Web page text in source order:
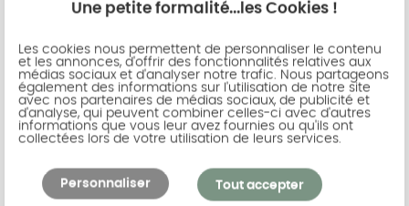
haut, bas et même ultra-bas, chaque abris de
protection et de sécurité. AKENA c'est aussi
l'expertise d'un produit haut de gamme, la
véranda piscine, véritable extension 4 saisons
vous offrant le plaisir de la baignade en été
comme en hiver.
Une petite formalité...les Cookies !
Les cookies nous permettent de personnaliser le contenu
et les annonces, d'offrir des fonctionnalités relatives aux
médias sociaux et d'analyser notre trafic. Nous partageons
également des informations sur l'utilisation de notre site
avec nos partenaires de médias sociaux, de publicité et
d'analyse, qui peuvent combiner celles-ci avec d'autres
informations que vous leur avez fournies ou qu'ils ont
collectées lors de votre utilisation de leurs services.
Tout accepter
Personnaliser